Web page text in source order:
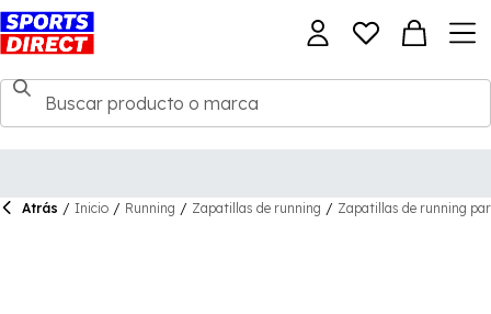
Atrás / Inicio / Running / Zapatillas de running / Zapatillas de running